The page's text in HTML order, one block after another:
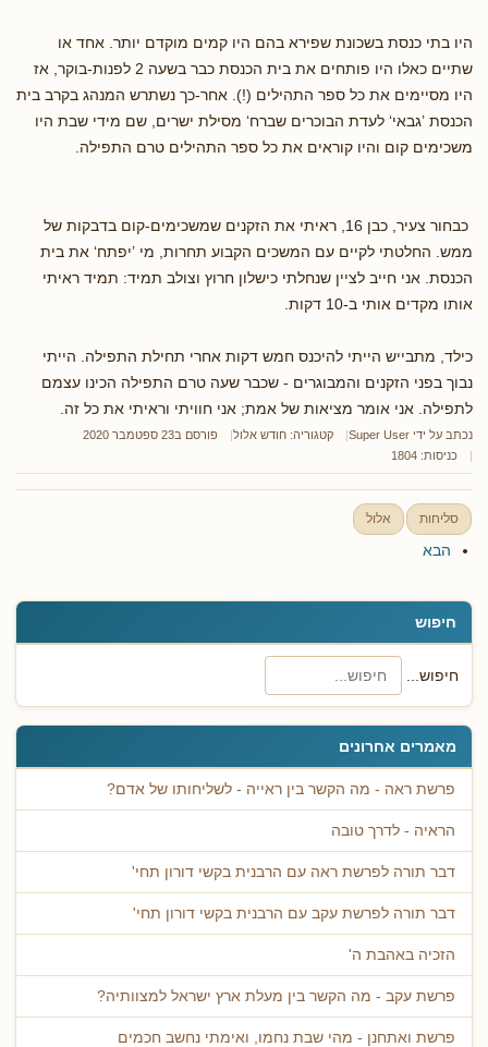
חיפוש
חיפוש...
מאמרים אחרונים
פרשת ראה - מה הקשר בין ראייה - לשליחותו של אדם?
הראיה - לדרך טובה
דבר תורה לפרשת ראה עם הרבנית בקשי דורון תחי'
דבר תורה לפרשת עקב עם הרבנית בקשי דורון תחי'
הזכיה באהבת ה'
פרשת עקב - מה הקשר בין מעלת ארץ ישראל למצוותיה?
פרשת ואתחנן - מהי שבת נחמו, ואימתי נחשב חכמים
היו בתי כנסת בשכונת שפירא בהם היו קמים מוקדם יותר. אחד או
שתיים כאלו היו פותחים את בית הכנסת כבר בשעה 2 לפנות-בוקר, אז
היו מסיימים את כל ספר התהילים (!). אחר-כך נשתרש המנהג בקרב בית
הכנסת ’גבאי‘ לעדת הבוכרים שברח‘ מסילת ישרים, שם מידי שבת היו
משכימים קום והיו קוראים את כל ספר התהילים טרם התפילה.
כבחור צעיר, כבן 16, ראיתי את הזקנים שמשכימים-קום בדבקות של
ממש. החלטתי לקיים עם המשכים הקבוע תחרות, מי ’יפתח‘ את בית
הכנסת. אני חייב לציין שנחלתי כישלון חרוץ וצולב תמיד: תמיד ראיתי
אותו מקדים אותי ב-10 דקות.
כילד, מתבייש הייתי להיכנס חמש דקות אחרי תחילת התפילה. הייתי
נבוך בפני הזקנים והמבוגרים - שכבר שעה טרם התפילה הכינו עצמם
לתפילה. אני אומר מציאות של אמת; אני חוויתי וראיתי את כל זה.
נכתב על ידי Super User קטגוריה: חודש אלול
פורסם ב23 ספטמבר 2020
כניסות: 1804
סליחות אלול
הבא